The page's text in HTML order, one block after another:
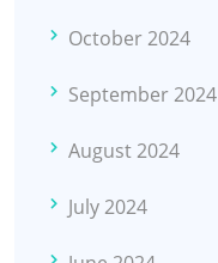
October 2024
September 2024
August 2024
July 2024